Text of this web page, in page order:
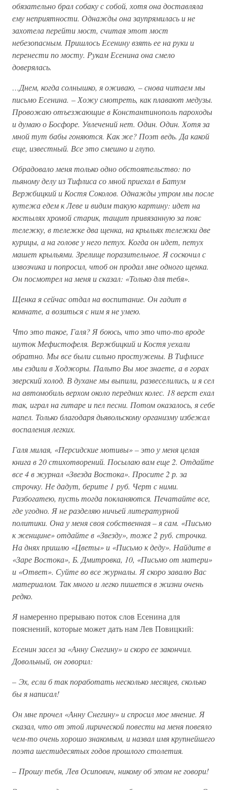
обязательно брал собаку с собой, хотя она доставляла
ему неприятности. Однажды она заупрямилась и не
захотела перейти мост, считая этот мост
небезопасным. Пришлось Есенину взять ее на руки и
перенести по мосту. Рукам Есенина она смело
доверялась.
…Днем, когда солнышко, я оживаю, –снова читаем мы
письмо Есенина. – Хожу смотреть, как плавают медузы.
Провожаю отъезжающие в Константинополь пароходы
и думаю о Босфоре. Увлечений нет. Один. Один. Хотя за
мной тут бабы гоняются. Как же? Поэт ведь. Да какой
еще, известный. Все это смешно и глупо.
Обрадовало меня только одно обстоятельство: по
пьяному делу из Тифлиса со мной приехал в Батум
Вержбицкий и Костя Соколов. Однажды утром мы после
кутежа едем к Леве и видим такую картину: идет на
костылях хромой старик, тащит привязанную за пояс
тележку, в тележке два щенка, на крыльях тележки две
курицы, а на голове у него петух. Когда он идет, петух
машет крыльями. Зрелище поразительное. Я соскочил с
извозчика и попросил, чтоб он продал мне одного щенка.
Он посмотрел на меня и сказал: «Только для тебя».
Щенка я сейчас отдал на воспитание. Он гадит в
комнате, а возиться с ним я не умею.
Что это такое, Галя? Я боюсь, что это что-то вроде
шуток Мефистофеля. Вержбицкий и Костя уехали
обратно. Мы все были сильно простужены. В Тифлисе
мы ездили в Ходжоры. Пальто Вы мое знаете, а в горах
зверский холод. В духане мы выпили, развеселились, и я сел
на автомобиль верхом около передних колес. 18 верст ехал
так, играл на гитаре и пел песни. Потом оказалось, я себе
напел. Только благодаря дьявольскому организму избежал
воспаления легких.
Галя милая, «Персидские мотивы» – это у меня целая
книга в 20 стихотворений. Посылаю вам еще 2. Отдайте
все 4 в журнал «Звезда Востока». Просите 2 р. за
строчку. Не дадут, берите 1 руб. Черт с ними.
Разбогатею, пусть тогда покланяются. Печатайте все,
где угодно. Я не разделяю ничьей литературной
политики. Она у меня своя собственная – я сам. «Письмо
к женщине» отдайте в «Звезду», тоже 2 руб. строчка.
На днях пришлю «Цветы» и «Письмо к деду». Найдите в
«Заре Востока», Б. Дмитровка, 10, «Письмо от матери»
и «Ответ». Суйте во все журналы. Я скоро завалю Вас
материалом. Так много и легко пишется в жизни очень
редко.
Янамеренно прерываю поток слов Есенина для
пояснений, которые может дать нам Лев Повицкий:
Есенин засел за «Анну Снегину» и скоро ее закончил.
Довольный, он говорил:
– Эх, если б так поработать несколько месяцев, сколько
бы я написал!
Он мне прочел «Анну Снегину» и спросил мое мнение. Я
сказал, что от этой лирической повести на меня повеяло
чем-то очень хорошо знакомым, и назвал имя крупнейшего
поэта шестидесятых годов прошлого столетия.
– Прошу тебя, Лев Осипович, никому об этом не говори!